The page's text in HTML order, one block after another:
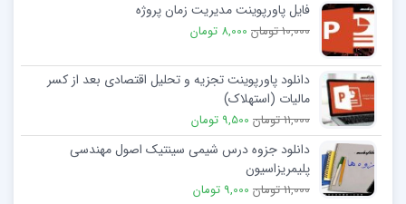
فایل پاورپوینت مدیریت زمان پروژه
10,000 تومان 8,000 تومان
دانلود پاورپوینت تجزیه و تحلیل اقتصادی بعد از کسر
مالیات (استهلاک)
11,000 تومان 9,500 تومان
دانلود جزوه درس شیمی سینتیک اصول مهندسی
پلیمریزاسیون
11,000 تومان 9,000 تومان